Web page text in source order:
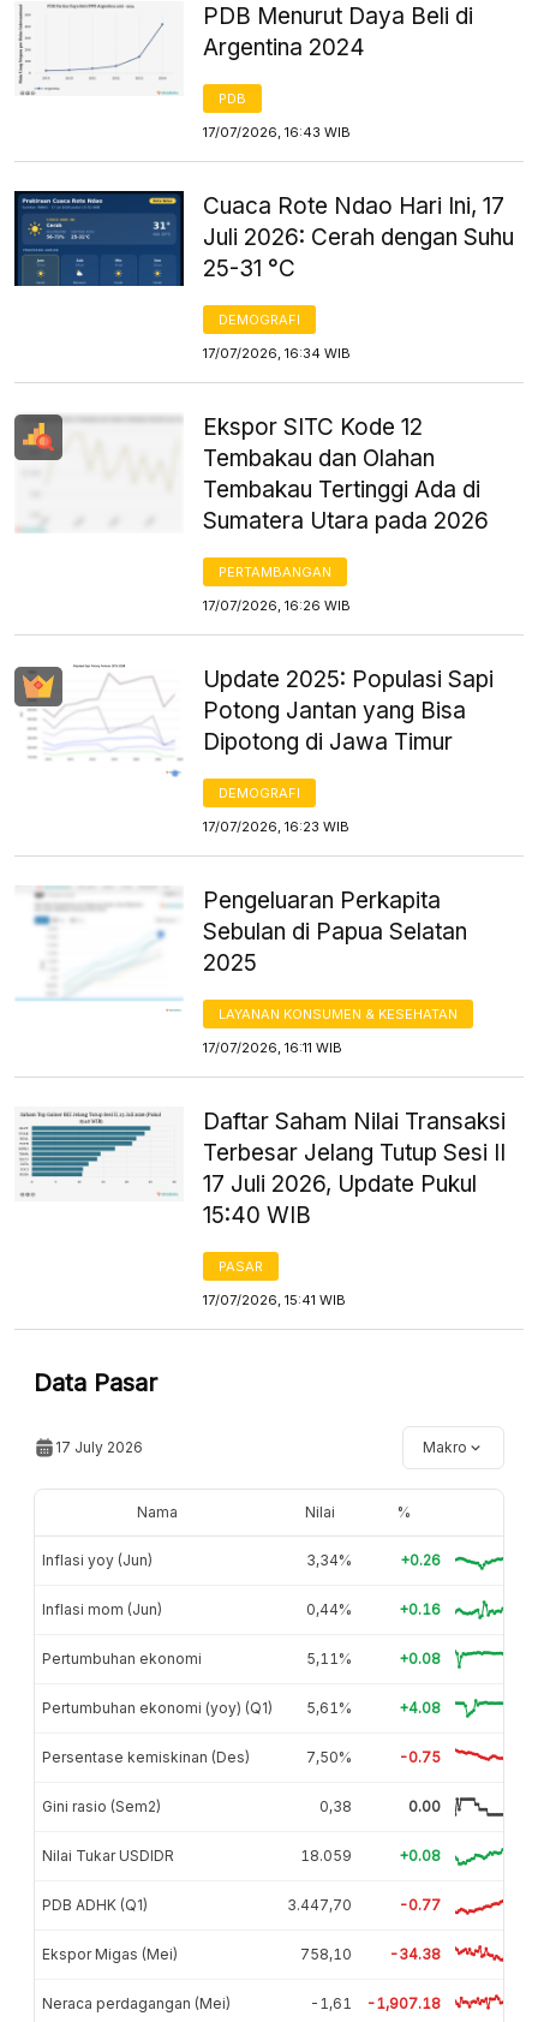
PDB Menurut Daya Beli di
Argentina 2024
PDB
17/07/2026, 16:43 WIB
Cuaca Rote Ndao Hari Ini, 17
Juli 2026: Cerah dengan Suhu
25-31 °C
DEMOGRAFI
17/07/2026, 16:34 WIB
Ekspor SITC Kode 12
Tembakau dan Olahan
Tembakau Tertinggi Ada di
Sumatera Utara pada 2026
PERTAMBANGAN
17/07/2026, 16:26 WIB
Update 2025: Populasi Sapi
Potong Jantan yang Bisa
Dipotong di Jawa Timur
DEMOGRAFI
17/07/2026, 16:23 WIB
Pengeluaran Perkapita
Sebulan di Papua Selatan
2025
LAYANAN KONSUMEN & KESEHATAN
17/07/2026, 16:11 WIB
Daftar Saham Nilai Transaksi
Terbesar Jelang Tutup Sesi II
17 Juli 2026, Update Pukul
15:40 WIB
PASAR
17/07/2026, 15:41 WIB
Data Pasar
17 July 2026 Makro
Nama Nilai %
Inflasi yoy (Jun) 3,34% +0.26
Inflasi mom (Jun) 0,44% +0.16
Pertumbuhan ekonomi 5,11% +0.08
Pertumbuhan ekonomi (yoy) (Q1) 5,61% +4.08
Persentase kemiskinan (Des) 7,50% -0.75
Gini rasio (Sem2) 0,38 0.00
Nilai Tukar USDIDR 18.059 +0.08
PDB ADHK (Q1) 3.447,70 -0.77
Ekspor Migas (Mei) 758,10 -34.38
Neraca perdagangan (Mei) -1,61 -1,907.18